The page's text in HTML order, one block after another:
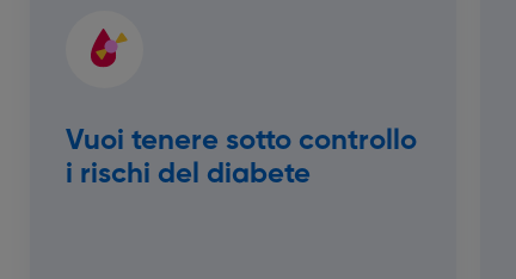
Vuoi tenere sotto controllo
i rischi del diabete